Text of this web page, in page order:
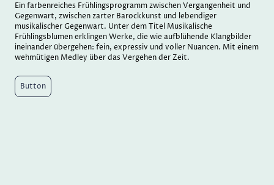
Ein farbenreiches Frühlingsprogramm zwischen Vergangenheit und
Gegenwart, zwischen zarter Barockkunst und lebendiger
musikalischer Gegenwart. Unter dem Titel Musikalische
Frühlingsblumen erklingen Werke, die wie aufblühende Klangbilder
ineinander übergehen: fein, expressiv und voller Nuancen. Mit einem
wehmütigen Medley über das Vergehen der Zeit.
Button